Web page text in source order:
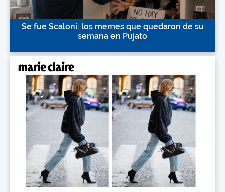
Se fue Scaloni: los memes que quedaron de su
semana en Pujato